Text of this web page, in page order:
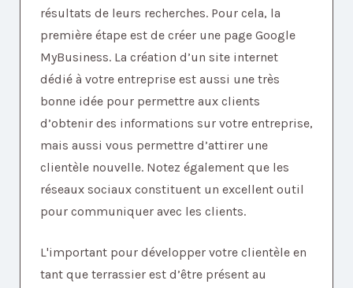
résultats de leurs recherches. Pour cela, la
première étape est de créer une page Google
MyBusiness. La création d’un site internet
dédié à votre entreprise est aussi une très
bonne idée pour permettre aux clients
d’obtenir des informations sur votre entreprise,
mais aussi vous permettre d’attirer une
clientèle nouvelle. Notez également que les
réseaux sociaux constituent un excellent outil
pour communiquer avec les clients.
L'important pour développer votre clientèle en
tant que terrassier est d’être présent au